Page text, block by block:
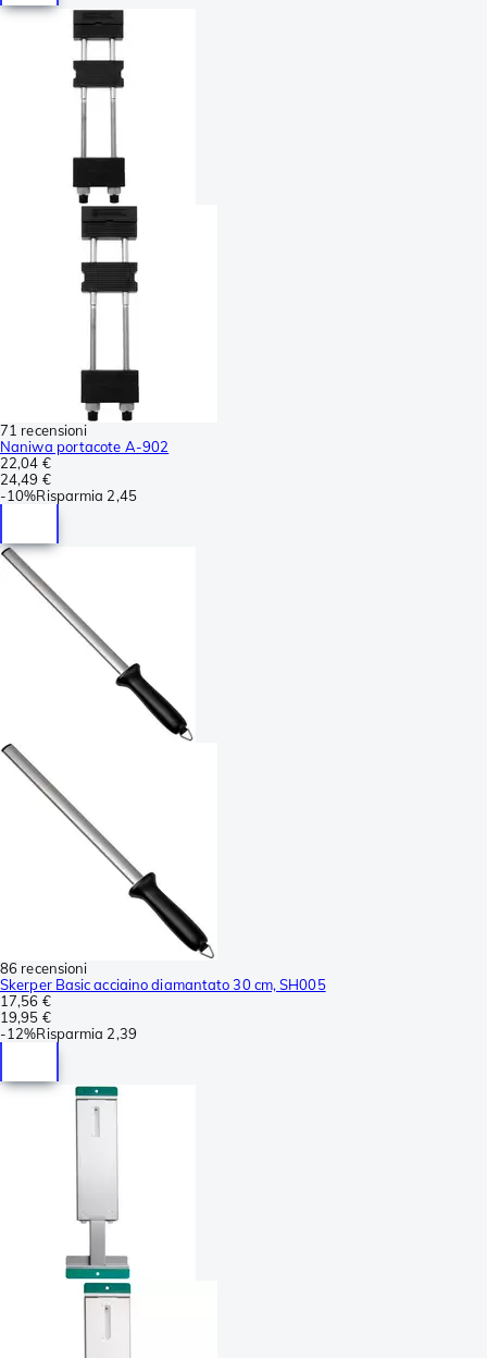
71 recensioni
Naniwa portacote A-902
22,04 €
24,49 €
-10%Risparmia 2,45
86 recensioni
Skerper Basic acciaino diamantato 30 cm, SH005
17,56 €
19,95 €
-12%Risparmia 2,39